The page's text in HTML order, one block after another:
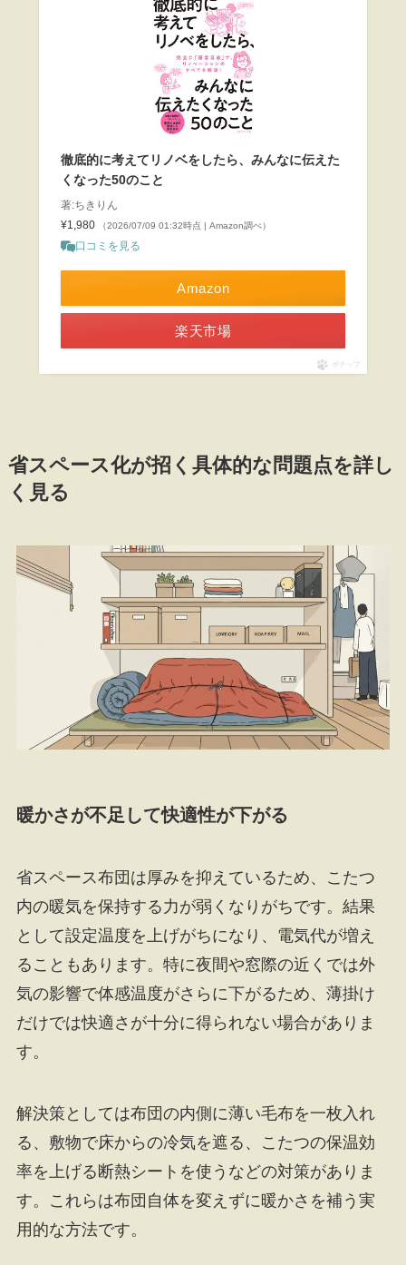
徹底的に考えてリノベをしたら、みんなに伝えた
くなった50のこと
著:ちきりん
¥1,980
（2026/07/09 01:32時点 | Amazon調べ）
口コミを見る
Amazon
楽天市場
ポチップ
省スペース化が招く具体的な問題点を詳し
く見る
暖かさが不足して快適性が下がる
省スペース布団は厚みを抑えているため、こたつ
内の暖気を保持する力が弱くなりがちです。結果
として設定温度を上げがちになり、電気代が増え
ることもあります。特に夜間や窓際の近くでは外
気の影響で体感温度がさらに下がるため、薄掛け
だけでは快適さが十分に得られない場合がありま
す。
解決策としては布団の内側に薄い毛布を一枚入れ
る、敷物で床からの冷気を遮る、こたつの保温効
率を上げる断熱シートを使うなどの対策がありま
す。これらは布団自体を変えずに暖かさを補う実
用的な方法です。